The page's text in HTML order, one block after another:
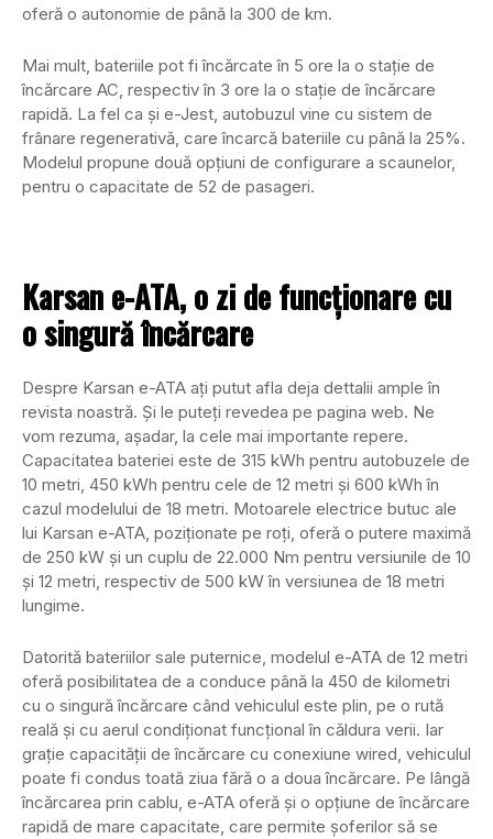
oferă o autonomie de până la 300 de km.
Mai mult, bateriile pot fi încărcate în 5 ore la o stație de
încărcare AC, respectiv în 3 ore la o stație de încărcare
rapidă. La fel ca și e-Jest, autobuzul vine cu sistem de
frânare regenerativă, care încarcă bateriile cu până la 25%.
Modelul propune două opțiuni de configurare a scaunelor,
pentru o capacitate de 52 de pasageri.
Karsan e-ATA, o zi de funcționare cu
o singură încărcare
Despre Karsan e-ATA ați putut afla deja dettalii ample în
revista noastră. Și le puteți revedea pe pagina web. Ne
vom rezuma, așadar, la cele mai importante repere.
Capacitatea bateriei este de 315 kWh pentru autobuzele de
10 metri, 450 kWh pentru cele de 12 metri și 600 kWh în
cazul modelului de 18 metri. Motoarele electrice butuc ale
lui Karsan e-ATA, poziționate pe roți, oferă o putere maximă
de 250 kW și un cuplu de 22.000 Nm pentru versiunile de 10
și 12 metri, respectiv de 500 kW în versiunea de 18 metri
lungime.
Datorită bateriilor sale puternice, modelul e-ATA de 12 metri
oferă posibilitatea de a conduce până la 450 de kilometri
cu o singură încărcare când vehiculul este plin, pe o rută
reală și cu aerul condiționat funcțional în căldura verii. Iar
grație capacității de încărcare cu conexiune wired, vehiculul
poate fi condus toată ziua fără o a doua încărcare. Pe lângă
încărcarea prin cablu, e-ATA oferă și o opțiune de încărcare
rapidă de mare capacitate, care permite șoferilor să se